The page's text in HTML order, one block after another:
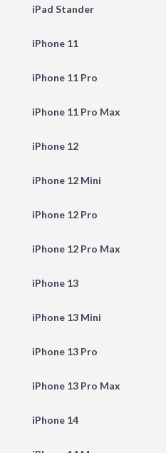
iPad Stander
iPhone 11
iPhone 11 Pro
iPhone 11 Pro Max
iPhone 12
iPhone 12 Mini
iPhone 12 Pro
iPhone 12 Pro Max
iPhone 13
iPhone 13 Mini
iPhone 13 Pro
iPhone 13 Pro Max
iPhone 14